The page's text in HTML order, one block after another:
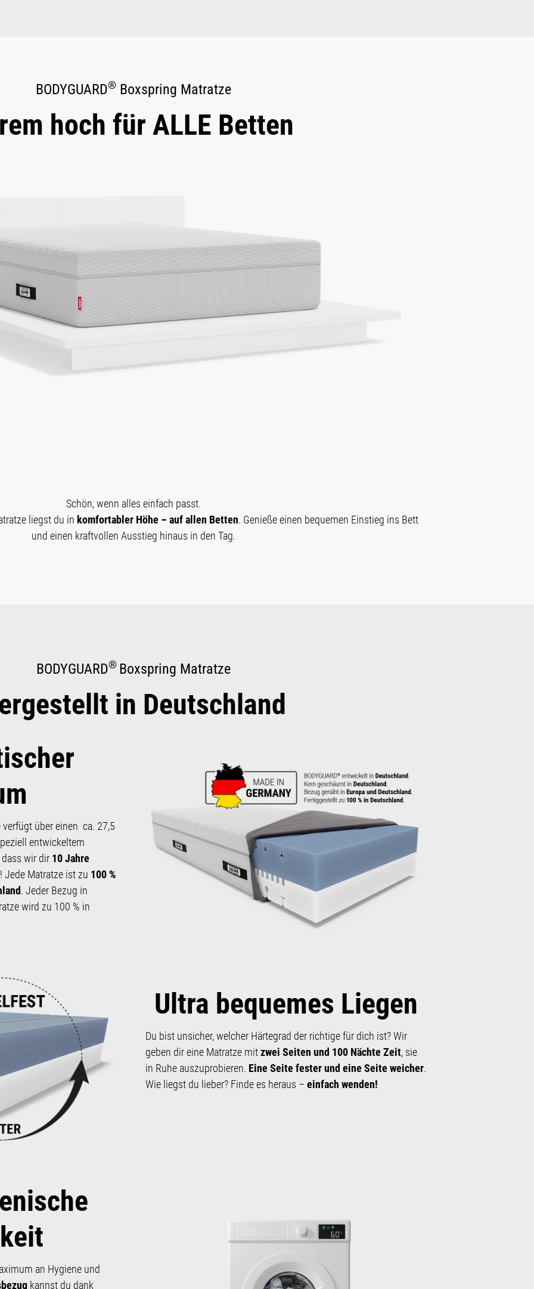
BODYGUARD® Boxspring Matratze
hoch für ALLE Betten
Schön, wenn alles einfach passt.
liegst du in komfortabler Höhe – auf allen Betten. Genieße einen bequemen Einstieg ins Bett
und einen kraftvollen Ausstieg hinaus in den Tag.
BODYGUARD® Boxspring Matratze
in Deutschland
über einen ca. 27,5
ent­wickeltem
wir dir 10 Jahre
Jede Matratze ist zu 100 %
. Jeder Bezug in
wird zu 100 % in
Ultra bequemes Liegen
Du bist unsicher, welcher Härte­grad der richtige für dich ist? Wir
geben dir eine Matratze mitzwei Seiten und 100 Nächte Zeit, sie
in Ruhe aus­zu­probieren. Eine Seite fester und eine Seite weicher.
Wie liegst du lieber? Finde es heraus – einfach wenden!
an Hygiene und
kannst du dank